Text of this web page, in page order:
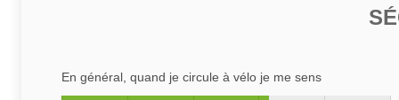
En général, quand je circule à vélo je me sens